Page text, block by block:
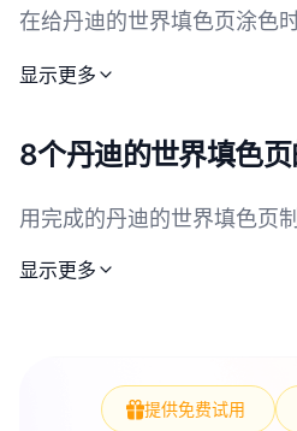
画、漫画和奇趣艺术风格的
和魔法生物，每个角色都有
验有趣且愉快。这些填色页
受乐趣的绝佳机会，同时用
填色页套装都是爱好填色与
在给丹迪的世界填色页涂色
元素。常见角色包括可爱的
欢快。例如，动物通常使用
黄色等柔和色调。怪兽可能
色。魔法生物一般带有闪闪
择取决于年龄和技能水平。
显示更多
8个丹迪的世界填色
用完成的丹迪的世界填色页
事。
能覆膜，打孔后系上丝带，
显示更多
提供免费试用